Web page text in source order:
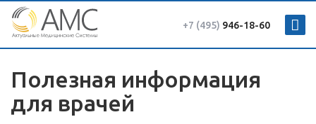
+7 (495) 946-18-60
Полезная информация
для врачей